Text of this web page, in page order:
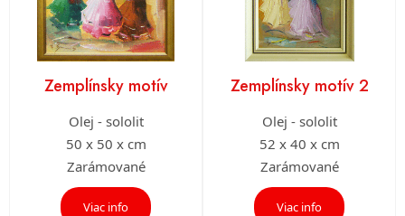
Zemplínsky motív
Olej - sololit
50 x 50 x cm
Zarámované
Viac info
Zemplínsky motív 2
Olej - sololit
52 x 40 x cm
Zarámované
Viac info